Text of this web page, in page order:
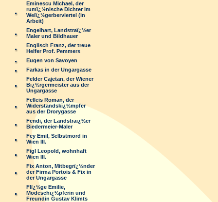
Eminescu Michael, der
rumï¿½nische Dichter im
Weiï¿½gerberviertel (in
Arbeit)
Engelhart, Landstraï¿½er
Maler und Bildhauer
Englisch Franz, der treue
Helfer Prof. Pemmers
Eugen von Savoyen
Farkas in der Ungargasse
Felder Cajetan, der Wiener
Bï¿½rgermeister aus der
Ungargasse
Felleis Roman, der
Widerstandskï¿½mpfer
aus der Drorygasse
Fendi, der Landstraï¿½er
Biedermeier-Maler
Fey Emil, Selbstmord in
Wien III.
Figl Leopold, wohnhaft
Wien III.
Fix Anton, Mitbegrï¿½nder
der Firma Portois & Fix in
der Ungargasse
Flï¿½ge Emilie,
Modeschï¿½pferin und
Freundin Gustav Klimts